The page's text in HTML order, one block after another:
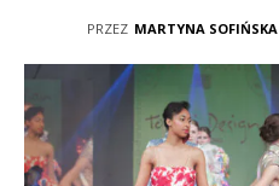
PRZEZ MARTYNA SOFIŃSKA